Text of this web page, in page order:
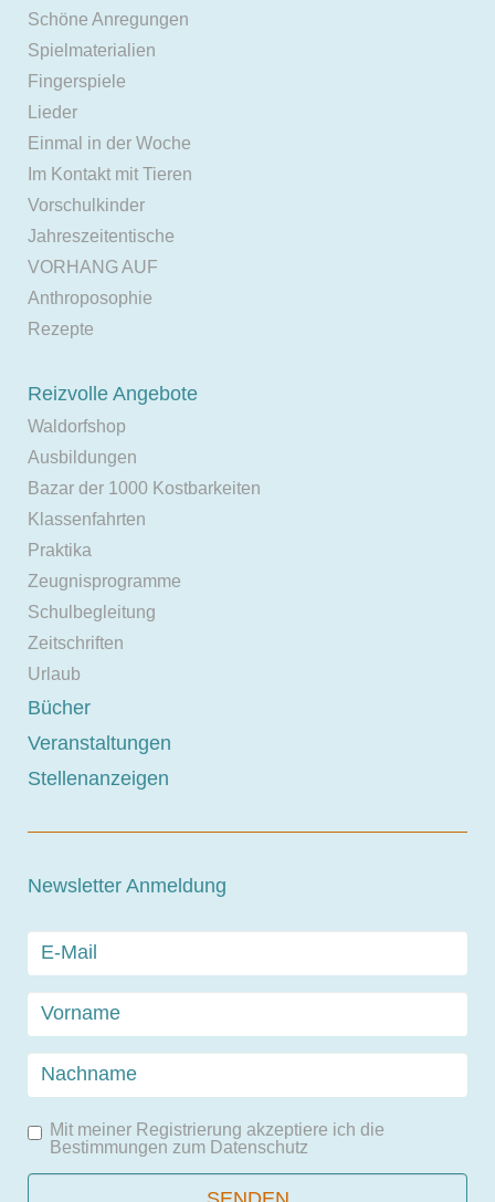
Schöne Anregungen
Spielmaterialien
Fingerspiele
Lieder
Einmal in der Woche
Im Kontakt mit Tieren
Vorschulkinder
Jahreszeitentische
VORHANG AUF
Anthroposophie
Rezepte
Reizvolle Angebote
Waldorfshop
Ausbildungen
Bazar der 1000 Kostbarkeiten
Klassenfahrten
Praktika
Zeugnisprogramme
Schulbegleitung
Zeitschriften
Urlaub
Bücher
Veranstaltungen
Stellenanzeigen
Newsletter Anmeldung
Mit meiner Registrierung akzeptiere ich die
Bestimmungen zum Datenschutz